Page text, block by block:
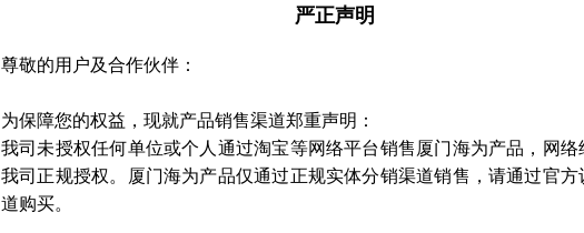
严正声明
尊敬的用户及合作伙伴：
为保障您的权益，现就产品销售渠道郑重声明：
我司未授权任何单位或个人通过淘宝等网络平台销售厦门海为产品，网络
我司正规授权。厦门海为产品仅通过正规实体分销渠道销售，请通过官方
道购买。